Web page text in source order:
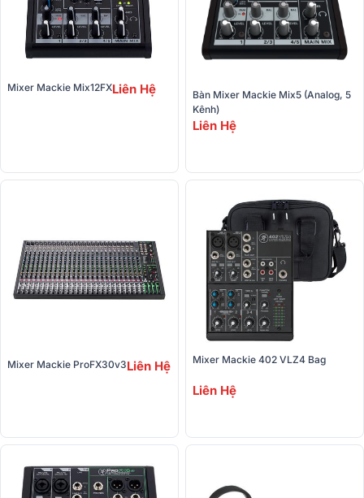
Mixer Mackie Mix12FXLiên Hệ
Bàn Mixer Mackie Mix5 (Analog, 5
Kênh)
Liên Hệ
Mixer Mackie ProFX30v3Liên Hệ Mixer Mackie 402 VLZ4 Bag
Liên Hệ